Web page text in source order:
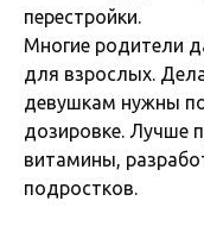
перестройки.
Многие родители
для взрослых.
девушкам нужны
дозировке. Лучше
витамины,
подростков.